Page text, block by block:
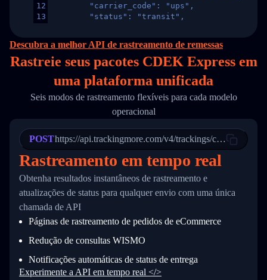
12
13
16
17
20
21
24
26
27
28
29
31
32
34
        "carrier_code": "ups",
        "status": "transit",
        "itemTimeLength": 2,
        "weblink": "",
        "phone": null,
        "trackinfo": [
          {
            "Date": "2017-03-08 04: 22: 00",
"StatusDescription": "Departed
          },
          {
            "Date": "2017-03-06 15:28:00",
"StatusDescription": "Shipment
"Details": "BEIJING-
          }
      }
    ]
}
Descubra a melhor API de rastreamento de remessas
Rastreie seus pacotes CDEK Express em
uma plataforma unificada
Seis modos de rastreamento flexíveis para cada modelo
operacional
POSThttps://api.trackingmore.com/v4/trackings/create
Rastreamento em tempo real
Obtenha resultados instantâneos de rastreamento e
atualizações de status para qualquer envio com uma única
chamada de API
Páginas de rastreamento de pedidos de eCommerce
Redução de consultas WISMO
Notificações automáticas de status de entrega
Experimente a API em tempo real </>